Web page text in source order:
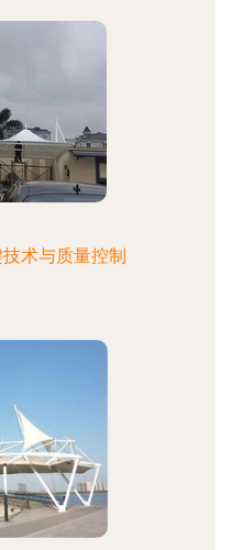
术与质量控制